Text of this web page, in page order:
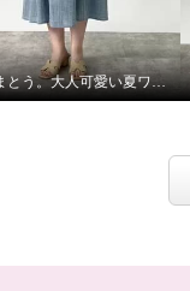
風をまとう。大人可愛い夏ワンピース